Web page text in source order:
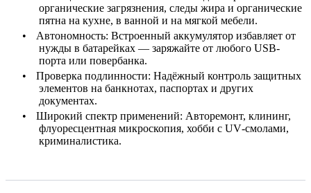
органические загрязнения, следы жира и органические
пятна на кухне, в ванной и на мягкой мебели.
•
Автономность: Встроенный аккумулятор избавляет от
нужды в батарейках — заряжайте от любого USB-
порта или повербанка.
•
Проверка подлинности: Надёжный контроль защитных
элементов на банкнотах, паспортах и других
документах.
•
Широкий спектр применений: Авторемонт, клининг,
флуоресцентная микроскопия, хобби с UV-смолами,
криминалистика.